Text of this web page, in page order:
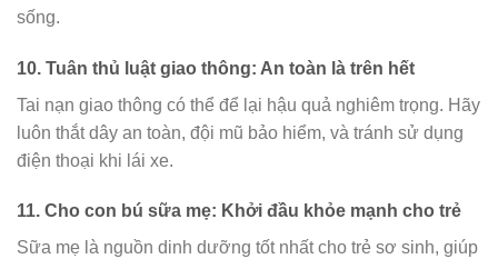
sống.
10. Tuân thủ luật giao thông: An toàn là trên hết
Tai nạn giao thông có thể để lại hậu quả nghiêm trọng. Hãy
luôn thắt dây an toàn, đội mũ bảo hiểm, và tránh sử dụng
điện thoại khi lái xe.
11. Cho con bú sữa mẹ: Khởi đầu khỏe mạnh cho trẻ
Sữa mẹ là nguồn dinh dưỡng tốt nhất cho trẻ sơ sinh, giúp